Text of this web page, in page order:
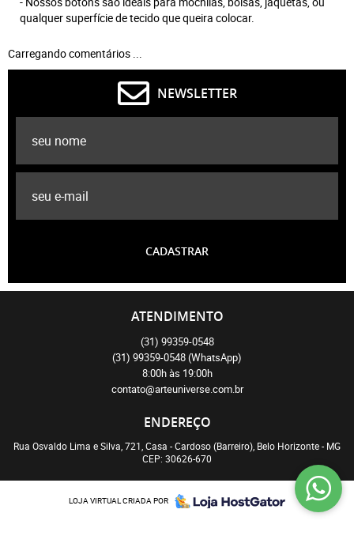
qualquer superfície de tecido que queira colocar.
Carregando comentários ...
NEWSLETTER
CADASTRAR
ATENDIMENTO
(31) 99359-0548
(31) 99359-0548(WhatsApp)
8:00h às 19:00h
contato@arteuniverse.com.br
ENDEREÇO
Rua Osvaldo Lima e Silva, 721, Casa -Cardoso (Barreiro), Belo Horizonte- MG
CEP: 30626-670
LOJA VIRTUAL CRIADA POR